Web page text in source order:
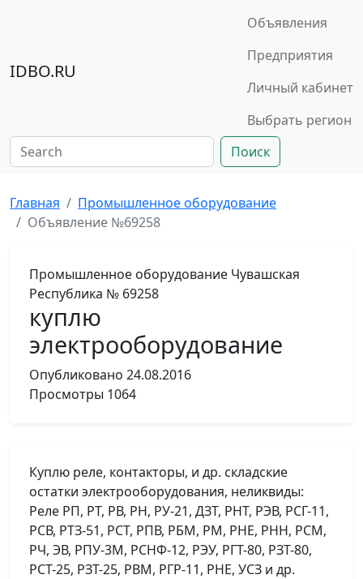
IDBO.RU
Объявления
Предприятия
Личный кабинет
Выбрать регион
Поиск
Главная
Промышленное оборудование
Объявление №69258
Промышленное оборудование Чувашская
Республика № 69258
куплю
электрооборудование
Опубликовано 24.08.2016
Просмотры 1064
Куплю реле, контакторы, и др. складские
остатки электрооборудования, неликвиды:
Реле РП, РТ, РВ, РН, РУ-21, ДЗТ, РНТ, РЭВ, РСГ-11,
РСВ, РТЗ-51, РСТ, РПВ, РБМ, РМ, РНЕ, РНН, РСМ,
РЧ, ЭВ, РПУ-3М, РСНФ-12, РЭУ, РГТ-80, РЗТ-80,
РСТ-25, РЗТ-25, РВМ, РГР-11, РНЕ, УСЗ и др.